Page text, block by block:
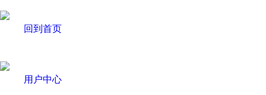
回到首页
用户中心